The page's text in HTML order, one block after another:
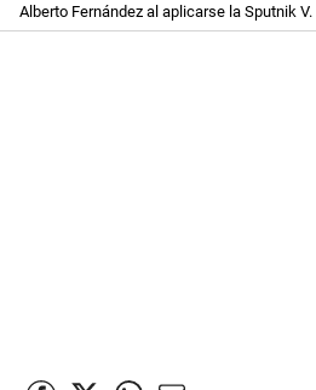
Alberto Fernández al aplicarse la Sputnik V.